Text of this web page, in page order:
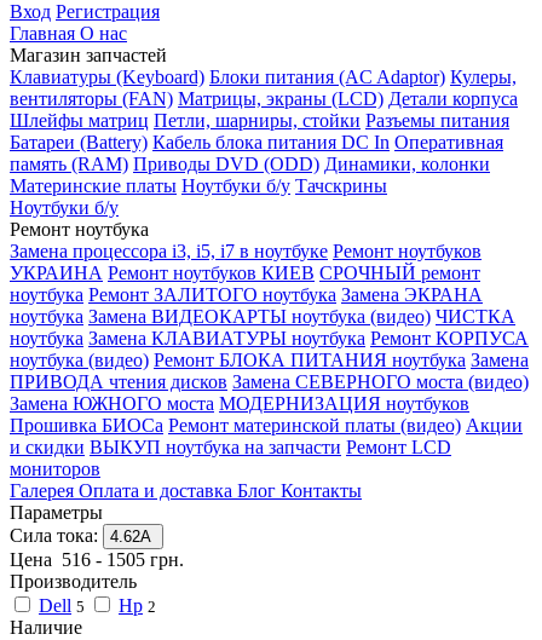
Вход Регистрация
Главная О нас
Магазин запчастей
Клавиатуры (Keyboard) Блоки питания (AC Adaptor) Кулеры,
вентиляторы (FAN) Матрицы, экраны (LCD) Детали корпуса
Шлейфы матриц Петли, шарниры, стойки Разъемы питания
Батареи (Battery) Кабель блока питания DC In Оперативная
память (RAM) Приводы DVD (ODD) Динамики, колонки
Материнские платы Ноутбуки б/у Тачскрины
Ноутбуки б/у
Ремонт ноутбука
Замена процессора i3, i5, i7 в ноутбуке Ремонт ноутбуков
УКРАИНА Ремонт ноутбуков КИЕВ СРОЧНЫЙ ремонт
ноутбука Ремонт ЗАЛИТОГО ноутбука Замена ЭКРАНА
ноутбука Замена ВИДЕОКАРТЫ ноутбука (видео) ЧИСТКА
ноутбука Замена КЛАВИАТУРЫ ноутбука Ремонт КОРПУСА
ноутбука (видео) Ремонт БЛОКА ПИТАНИЯ ноутбука Замена
ПРИВОДА чтения дисков Замена СЕВЕРНОГО моста (видео)
Замена ЮЖНОГО моста МОДЕРНИЗАЦИЯ ноутбуков
Прошивка БИОСа Ремонт материнской платы (видео) Акции
и скидки ВЫКУП ноутбука на запчасти Ремонт LCD
мониторов
Галерея Оплата и доставка Блог Контакты
Параметры
Сила тока:
4.62А
Цена 516 - 1505 грн.
Производитель
Dell 5 Hp 2
Наличие